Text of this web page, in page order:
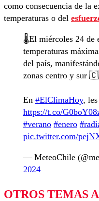
como consecuencia de la
temperaturas o del
🌡️El miércoles 24 de
temperaturas
del país,
zonas centro y sur
En #ElClimaHoy, les
https://t.co/
#verano #enero
pic.twitter.com/
— MeteoChile
2024
OTROS TEMAS